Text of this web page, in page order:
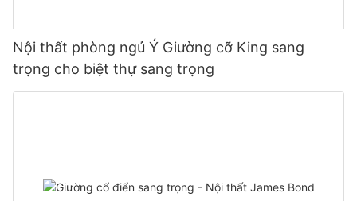
Nội thất phòng ngủ Ý Giường cỡ King sang
trọng cho biệt thự sang trọng